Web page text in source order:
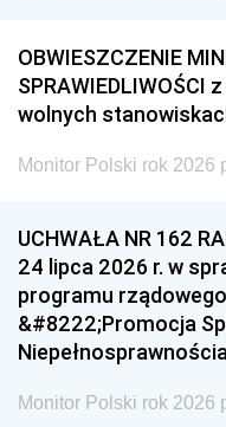
OBWIESZCZENIE
SPRAWIEDLIWOŚCI
wolnych
Monitor Polski rok 2026
UCHWAŁA NR 162
24 lipca 2026 r. w
programu
&#8222;Promocja
Monitor Polski rok 2026